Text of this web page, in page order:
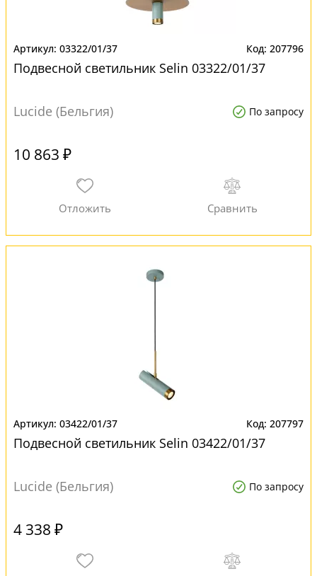
03322/01/37 207796
Подвесной светильник Selin 03322/01/37
Lucide (Бельгия) По запросу
10 863 ₽
03422/01/37 207797
Подвесной светильник Selin 03422/01/37
Lucide (Бельгия) По запросу
4 338 ₽